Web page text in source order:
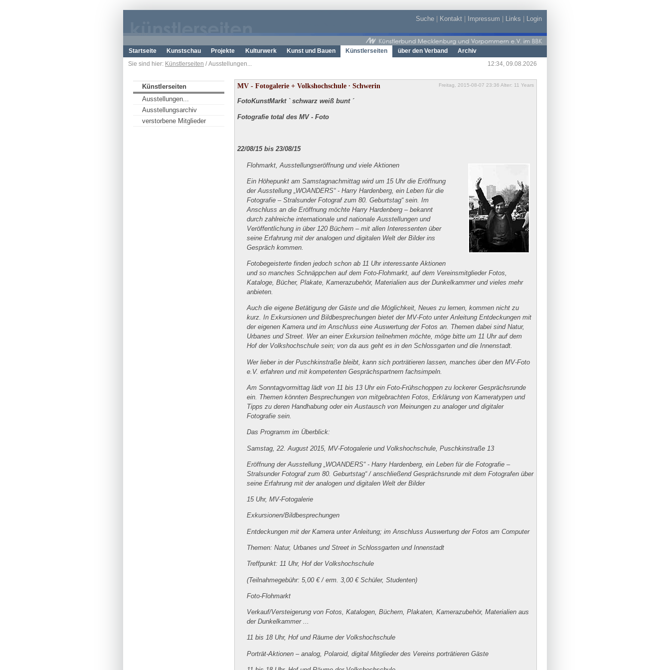
Suche Kontakt Impressum Links Login
Startseite Kunstschau Projekte Kulturwerk Kunst und Bauen Künstlerseiten über den Verband
Archiv
Sie sind hier: Künstlerseiten / Ausstellungen... 12:34, 09.08.2026
Künstlerseiten
Ausstellungen...
Ausstellungsarchiv
verstorbene Mitglieder
Freitag, 2015-08-07 23:36 Alter: 11 Years
MV - Fotogalerie + Volkshochschule ∙ Schwerin
FotoKunstMarkt ` schwarz weiß bunt ´
Fotografie total des MV - Foto
22/08/15 bis 23/08/15
Flohmarkt, Ausstellungseröffnung und viele Aktionen
Ein Höhepunkt am Samstagnachmittag wird um 15 Uhr die Eröffnung
der Ausstellung „WOANDERS“ - Harry Hardenberg, ein Leben für die
Fotografie – Stralsunder Fotograf zum 80. Geburtstag“ sein. Im
Anschluss an die Eröffnung möchte Harry Hardenberg – bekannt
durch zahlreiche internationale und nationale Ausstellungen und
Veröffentlichung in über 120 Büchern – mit allen Interessenten über
seine Erfahrung mit der analogen und digitalen Welt der Bilder ins
Gespräch kommen.
Fotobegeisterte finden jedoch schon ab 11 Uhr interessante Aktionen
und so manches Schnäppchen auf dem Foto-Flohmarkt, auf dem Vereinsmitglieder Fotos,
Kataloge, Bücher, Plakate, Kamerazubehör, Materialien aus der Dunkelkammer und vieles mehr
anbieten.
Auch die eigene Betätigung der Gäste und die Möglichkeit, Neues zu lernen, kommen nicht zu
kurz. In Exkursionen und Bildbesprechungen bietet der MV-Foto unter Anleitung Entdeckungen mit
der eigenen Kamera und im Anschluss eine Auswertung der Fotos an. Themen dabei sind Natur,
Urbanes und Street. Wer an einer Exkursion teilnehmen möchte, möge bitte um 11 Uhr auf dem
Hof der Volkshochschule sein; von da aus geht es in den Schlossgarten und die Innenstadt.
Wer lieber in der Puschkinstraße bleibt, kann sich porträtieren lassen, manches über den MV-Foto
e.V. erfahren und mit kompetenten Gesprächspartnern fachsimpeln.
Am Sonntagvormittag lädt von 11 bis 13 Uhr ein Foto-Frühschoppen zu lockerer Gesprächsrunde
ein. Themen könnten Besprechungen von mitgebrachten Fotos, Erklärung von Kameratypen und
Tipps zu deren Handhabung oder ein Austausch von Meinungen zu analoger und digitaler
Fotografie sein.
Das Programm im Überblick:
Samstag, 22. August 2015, MV-Fotogalerie und Volkshochschule, Puschkinstraße 13
Eröffnung der Ausstellung „WOANDERS“ - Harry Hardenberg, ein Leben für die Fotografie –
Stralsunder Fotograf zum 80. Geburtstag“ / anschließend Gesprächsrunde mit dem Fotografen über
seine Erfahrung mit der analogen und digitalen Welt der Bilder
15 Uhr, MV-Fotogalerie
Exkursionen/Bildbesprechungen
Entdeckungen mit der Kamera unter Anleitung; im Anschluss Auswertung der Fotos am Computer
Themen: Natur, Urbanes und Street in Schlossgarten und Innenstadt
Treffpunkt: 11 Uhr, Hof der Volkshochschule
(Teilnahmegebühr: 5,00 € / erm. 3,00 € Schüler, Studenten)
Foto-Flohmarkt
Verkauf/Versteigerung von Fotos, Katalogen, Büchern, Plakaten, Kamerazubehör, Materialien aus
der Dunkelkammer ...
11 bis 18 Uhr, Hof und Räume der Volkshochschule
Porträt-Aktionen – analog, Polaroid, digital Mitglieder des Vereins porträtieren Gäste